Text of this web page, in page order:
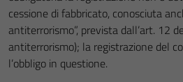
cessione di fabbricato, conosciuta
antiterrorismo”, prevista dall’art. 12
antiterrorismo); la registrazione del
l’obbligo in questione.